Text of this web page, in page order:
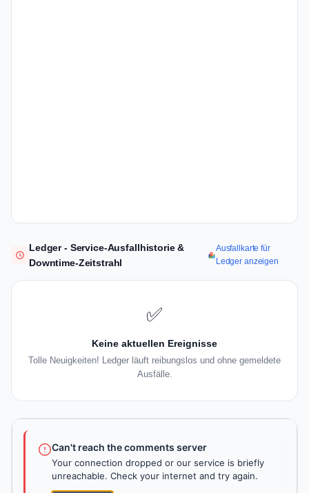
Ledger - Service-Ausfallhistorie &
Downtime-Zeitstrahl
Ausfallkarte für
Ledger anzeigen
✅
Keine aktuellen Ereignisse
Tolle Neuigkeiten! Ledger läuft reibungslos und ohne gemeldete
Ausfälle.
Can't reach the comments server
Your connection dropped or our service is briefly
unreachable. Check your internet and try again.